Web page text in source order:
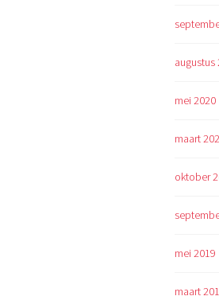
augustus
mei 2020
maart
oktober
mei 2019
maart